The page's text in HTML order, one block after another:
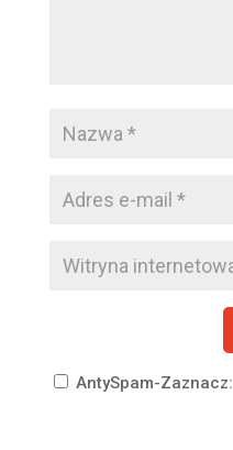
AntySpam-Zaznacz: